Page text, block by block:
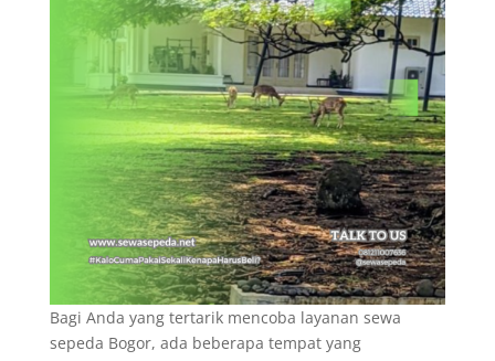
Bagi Anda yang tertarik mencoba layanan sewa
sepeda Bogor, ada beberapa tempat yang